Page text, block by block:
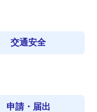
交通安全
申請・届出